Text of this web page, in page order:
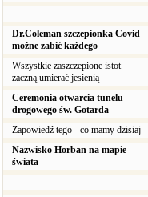
Dr.Coleman szczepionka Covid
możne zabić każdego
Wszystkie zaszczepione istot
zaczną umierać jesienią
Ceremonia otwarcia tunelu
drogowego św. Gotarda
Zapowiedź tego - co mamy dzisiaj
Nazwisko Horban na mapie
świata